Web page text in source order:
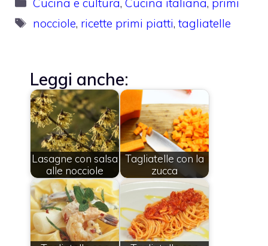
Tag
nocciole, ricette primi piatti,tagliatelle
Leggi anche:
Lasagne con salsa
alle nocciole
Tagliatelle con la
zucca